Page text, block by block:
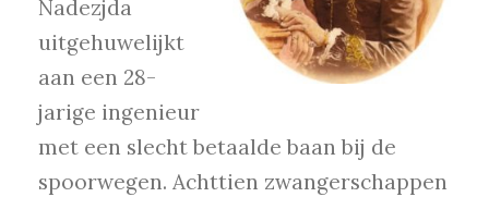
Nadezjda
uitgehuwelijkt
aan een 28-
jarige ingenieur
met een slecht betaalde baan bij de
spoorwegen. Achttien zwangerschappen